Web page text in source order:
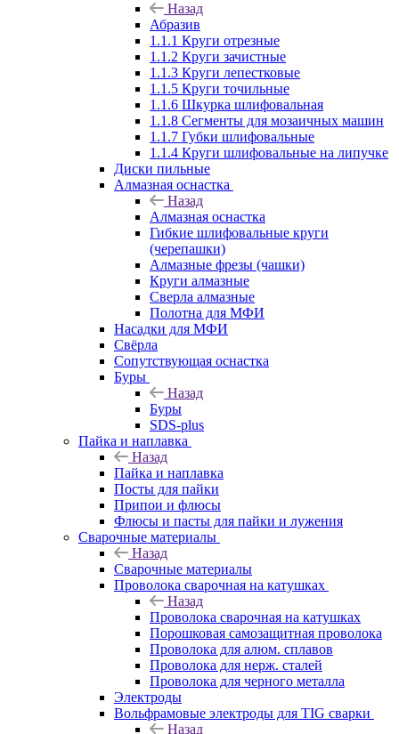
Назад
Абразив
1.1.1 Круги отрезные
1.1.2 Круги зачистные
1.1.3 Круги лепестковые
1.1.5 Круги точильные
1.1.6 Шкурка шлифовальная
1.1.8 Сегменты для мозаичных машин
1.1.7 Губки шлифовальные
1.1.4 Круги шлифовальные на липучке
Диски пильные
Алмазная оснастка
Назад
Алмазная оснастка
Гибкие шлифовальные круги
(черепашки)
Алмазные фрезы (чашки)
Круги алмазные
Сверла алмазные
Полотна для МФИ
Насадки для МФИ
Свёрла
Сопутствующая оснастка
Буры
Назад
Буры
SDS-plus
Пайка и наплавка
Назад
Пайка и наплавка
Посты для пайки
Припои и флюсы
Флюсы и пасты для пайки и лужения
Сварочные материалы
Назад
Сварочные материалы
Проволока сварочная на катушках
Назад
Проволока сварочная на катушках
Порошковая самозащитная проволока
Проволока для алюм. сплавов
Проволока для нерж. сталей
Проволока для черного металла
Электроды
Вольфрамовые электроды для TIG сварки
Назад